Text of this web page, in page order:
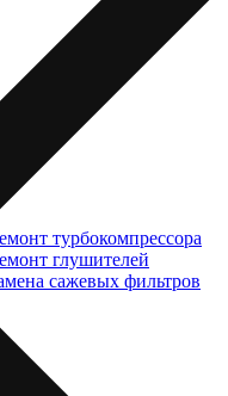
турбокомпрессора
глушителей
сажевых фильтров